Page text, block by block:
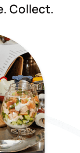
Collect.